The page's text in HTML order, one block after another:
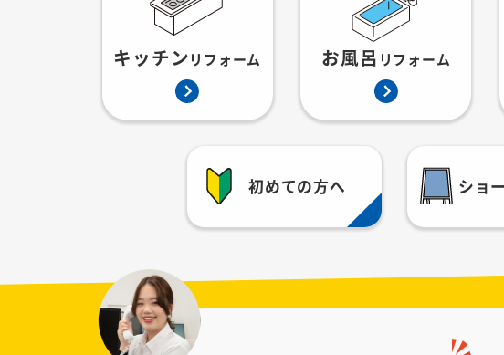
キッチンリフォーム お風呂 リフォーム
初めての方へ ショ